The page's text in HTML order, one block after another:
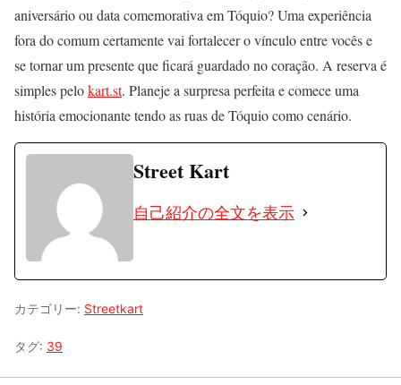
aniversário ou data comemorativa em Tóquio? Uma experiência
fora do comum certamente vai fortalecer o vínculo entre vocês e
se tornar um presente que ficará guardado no coração. A reserva é
simples pelokart.st. Planeje a surpresa perfeita e comece uma
história emocionante tendo as ruas de Tóquio como cenário.
Street Kart
自己紹介の全文を表示
カテゴリー: Streetkart
タグ: 39